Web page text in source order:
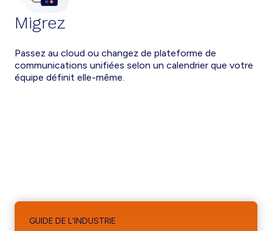
Migrez
Passez au cloud ou changez de plateforme de
communications unifiées selon un calendrier que votre
équipe définit elle-même.
GUIDE DE L’INDUSTRIE